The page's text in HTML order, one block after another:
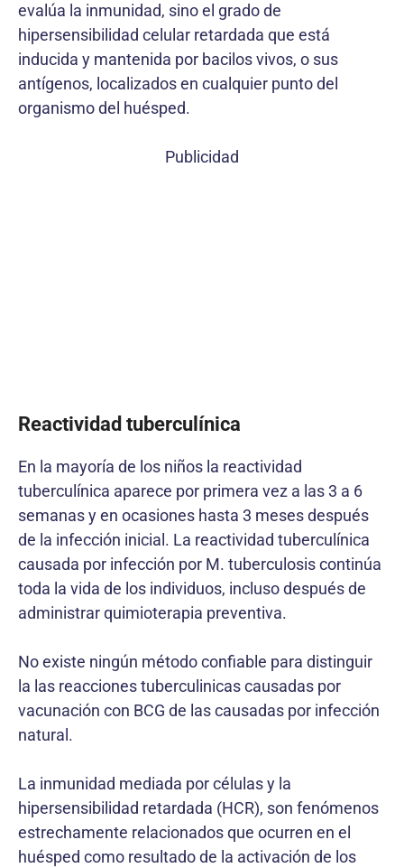
evalúa la inmunidad, sino el grado de
hipersensibilidad celular retardada que está
inducida y mantenida por bacilos vivos, o sus
antígenos, localizados en cualquier punto del
organismo del huésped.
Publicidad
Reactividad tuberculínica
En la mayoría de los niños la reactividad
tuberculínica aparece por primera vez a las 3 a 6
semanas y en ocasiones hasta 3 meses después
de la infección inicial. La reactividad tuberculínica
causada por infección por M. tuberculosis continúa
toda la vida de los individuos, incluso después de
administrar quimioterapia preventiva.
No existe ningún método confiable para distinguir
la las reacciones tuberculinicas causadas por
vacunación con BCG de las causadas por infección
natural.
La inmunidad mediada por células y la
hipersensibilidad retardada (HCR), son fenómenos
estrechamente relacionados que ocurren en el
huésped como resultado de la activación de los